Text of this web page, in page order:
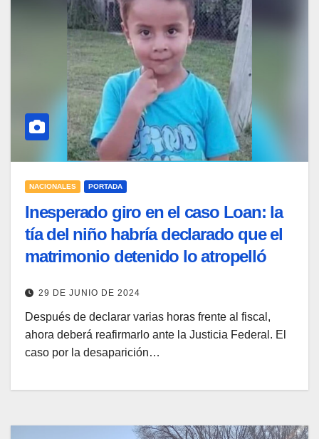
NACIONALES PORTADA
Inesperado giro en el caso Loan: la
tía del niño habría declarado que el
matrimonio detenido lo atropelló
29 DE JUNIO DE 2024
Después de declarar varias horas frente al fiscal,
ahora deberá reafirmarlo ante la Justicia Federal. El
caso por la desaparición…